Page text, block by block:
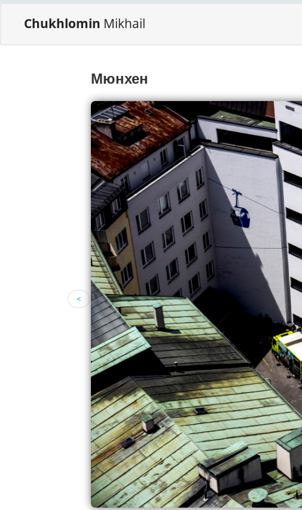
Chukhlomin Mikhail
Мюнхен
<